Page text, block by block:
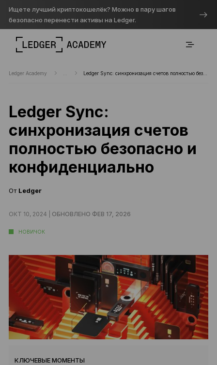
Ищете лучший криптокошелёк? Можно в пару шагов
безопасно перенести активы на Ledger.
Ledger Academy Ledger Sync: синхронизация счетов полностью безопасно и конфиденциально
Ledger Sync:
синхронизация счетов
полностью безопасно и
конфиденциально
От Ledger
ОКТ 10, 2024 | ОБНОВЛЕНО ФЕВ 17, 2026
НОВИЧОК
КЛЮЧЕВЫЕ МОМЕНТЫ